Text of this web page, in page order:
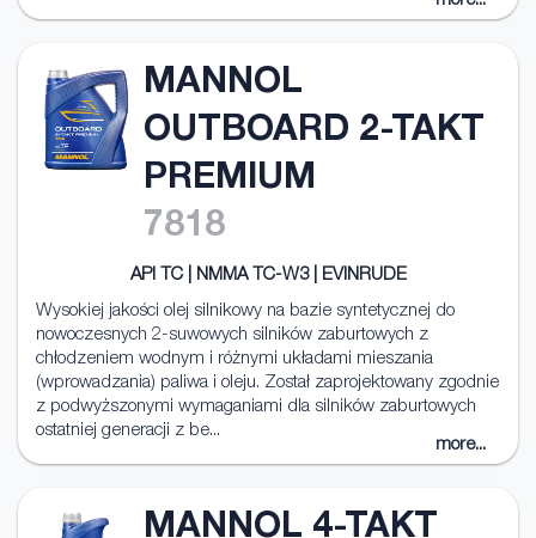
MANNOL
OUTBOARD 2-TAKT
PREMIUM
7818
API TC | NMMA TC-W3 | EVINRUDE
Wysokiej jakości olej silnikowy na bazie syntetycznej do
nowoczesnych 2-suwowych silników zaburtowych z
chłodzeniem wodnym i różnymi układami mieszania
(wprowadzania) paliwa i oleju. Został zaprojektowany zgodnie
z podwyższonymi wymaganiami dla silników zaburtowych
ostatniej generacji z be...
more...
MANNOL 4-TAKT